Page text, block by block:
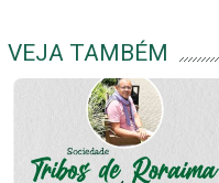
VEJA TAMBÉM